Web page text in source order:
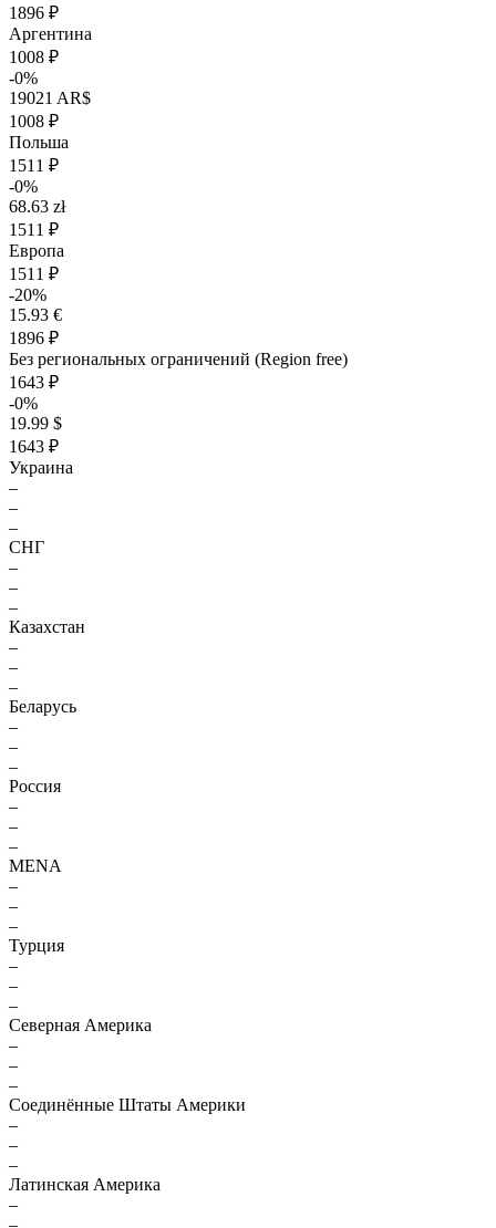
1896 ₽
Аргентина
1008 ₽
-0%
19021 AR$
1008 ₽
Польша
1511 ₽
-0%
68.63 zł
1511 ₽
Европа
1511 ₽
-20%
15.93 €
1896 ₽
Без региональных ограничений (Region free)
1643 ₽
-0%
19.99 $
1643 ₽
Украина
–
–
–
СНГ
–
–
–
Казахстан
–
–
–
Беларусь
–
–
–
Россия
–
–
–
MENA
–
–
–
Турция
–
–
–
Северная Америка
–
–
–
Соединённые Штаты Америки
–
–
–
Латинская Америка
–
–